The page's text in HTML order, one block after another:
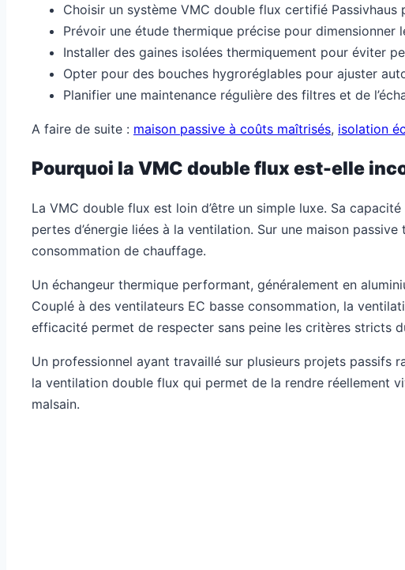
Choisir un système VMC double flux certifié
Prévoir une étude thermique précise pour dimensionner
Installer des gaines isolées thermiquement pour éviter
Opter pour des bouches hygroréglables pour ajuster
Planifier une maintenance régulière des filtres et de
A faire de suite : maison passive à coûts maîtrisés, isolation
Pourquoi la VMC double flux est-elle
La VMC double flux est loin d’être un simple luxe. Sa
pertes d’énergie liées à la ventilation. Sur une maison
consommation de chauffage.
Un échangeur thermique performant, généralement en
Couplé à des ventilateurs EC basse consommation, la
efficacité permet de respecter sans peine les critères stricts
Un professionnel ayant travaillé sur plusieurs projets passifs
la ventilation double flux qui permet de la rendre réellement
malsain.